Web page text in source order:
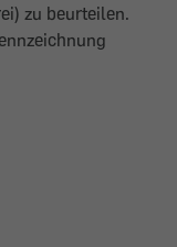
zu beurteilen.